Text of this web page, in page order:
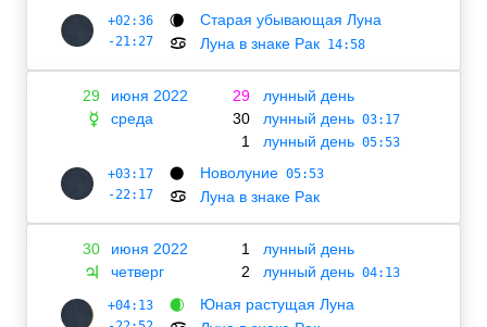
+02:36
-21:27
🌘 Старая убывающая Луна
♋ Луна в знаке Рак 14:58
29 июня 2022
☿ среда
29
лунный день
30
лунный день 03:17
1 лунный день 05:53
+03:17
-22:17
🌑 Новолуние 05:53
♋
Луна в знаке Рак
30 июня 2022
♃ четверг
1
лунный день
2
лунный день 04:13
+04:13
🌒 Юная растущая Луна